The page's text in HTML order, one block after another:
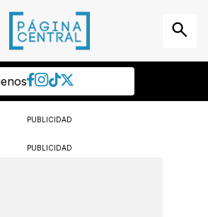
PUBLICIDAD
PUBLICIDAD